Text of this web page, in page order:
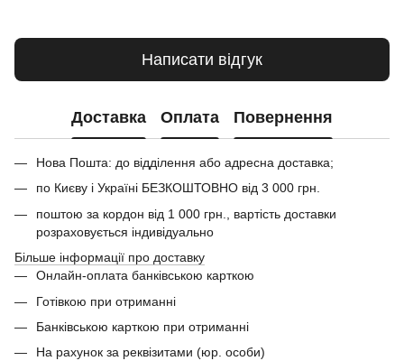
Написати відгук
Доставка Оплата Повернення
Нова Пошта: до відділення або адресна доставка;
по Києву і Україні БЕЗКОШТОВНО від 3 000 грн.
поштою за кордон від 1 000 грн., вартість доставки
розраховується індивідуально
Більше інформації про доставку
Онлайн-оплата банківською карткою
Готівкою при отриманні
Банківською карткою при отриманні
На рахунок за реквізитами (юр. особи)